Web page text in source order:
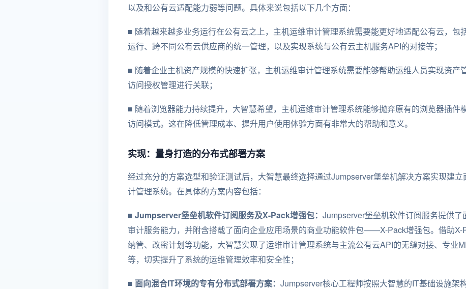
以及和公有云适配能力弱等问题。具体来说包括以下几个方面：
■ 随着越来越多业务运行在公有云之上，主机运维审计管理系统需要能更好地适配公有云，包
运行、跨不同公有云供应商的统一管理，以及实现系统与公有云主机服务API的对接等；
■ 随着企业主机资产规模的快速扩张，主机运维审计管理系统需要能够帮助运维人员实现资产
访问授权管理进行关联；
■ 随着浏览器能力持续提升，大智慧希望，主机运维审计管理系统能够抛弃原有的浏览器插件
访问模式。这在降低管理成本、提升用户使用体验方面有非常大的帮助和意义。
实现：量身打造的分布式部署方案
经过充分的方案选型和验证测试后，大智慧最终选择通过Jumpserver堡垒机解决方案实现建
计管理系统。在具体的方案内容包括：
■ Jumpserver堡垒机软件订阅服务及X-Pack增强包： Jumpserver堡垒机软件订阅服务提供
审计服务能力，并附含搭载了面向企业应用场景的商业功能软件包——X-Pack增强包。借助X-
纳管、改密计划等功能，大智慧实现了运维审计管理系统与主流公有云API的无缝对接、专业
等，切实提升了系统的运维管理效率和安全性；
■ 面向混合IT环境的专有分布式部署方案： Jumpserver核心工程师按照大智慧的IT基础设施架